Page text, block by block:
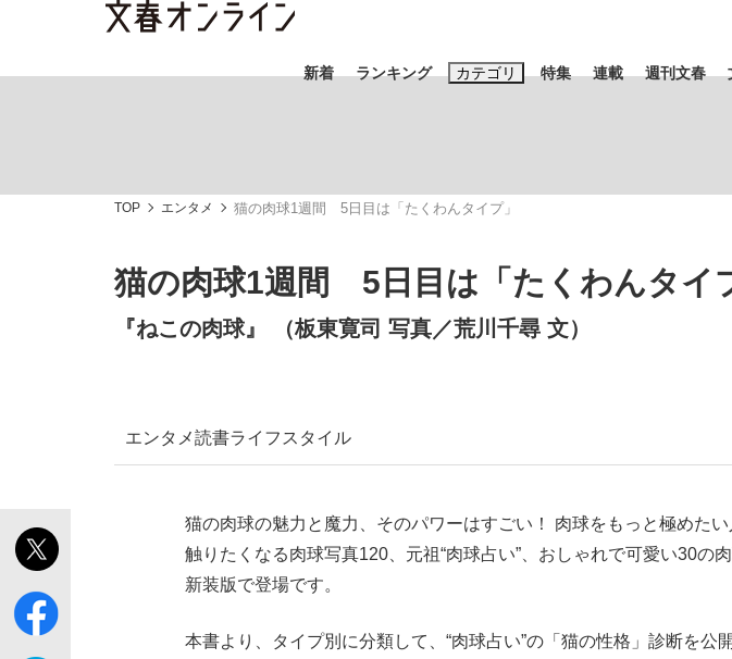
新着 ランキング カテゴリ 特集 連載 週刊文春
おすすめのキーワードタグ一覧
#藤田晋 #三山凌輝 #高市早苗 #後藤真希
#玉木雄一郎
#亀和田武
TOP エンタメ 猫の肉球1週間 5日目は「たくわんタイプ」
猫の肉球1週間 5日目は「たくわんタイ
『ねこの肉球』 （板東寛司 写真／荒川千尋 文）
エンタメ読書ライフスタイル
猫の肉球の魅力と魔力、そのパワーはすごい！ 肉球をもっと極めた
触りたくなる肉球写真120、元祖“肉球占い”、おしゃれで可愛い30の
新装版で登場です。
本書より、タイプ別に分類して、“肉球占い”の「猫の性格」診断を公